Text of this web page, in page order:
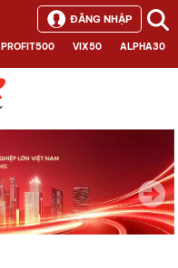
PROFIT500 VIX50 ALPHA30
ĐĂNG NHẬP
Next